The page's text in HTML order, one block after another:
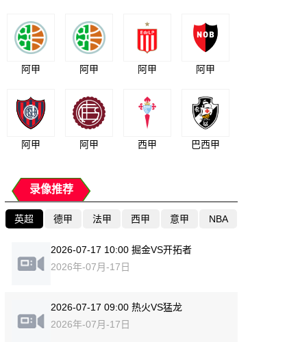
阿甲 阿甲 阿甲 阿甲
阿甲 阿甲 西甲 巴西甲
录像推荐
英超 德甲 法甲 西甲 意甲 NBA
2026-07-17 10:00 掘金VS开拓者
2026年-07月-17日
2026-07-17 09:00 热火VS猛龙
2026年-07月-17日